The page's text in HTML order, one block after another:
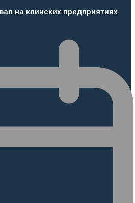
на клинских предприятиях